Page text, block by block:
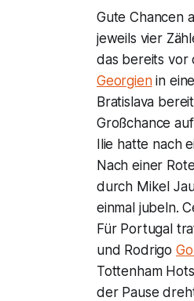
Gute Chancen
jeweils vier
das bereits vor
Georgienin
Bratislava
Großchance
Ilie hatte nach
Nach einer
durch Mikel
einmal jubeln.
Für Portugal
und Rodrigo
Tottenham
der Pause